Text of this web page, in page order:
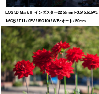
EOS 5D Mark II / インダスター22 50mm F3.5 /
1/60秒 / F11 / 0EV / ISO100 / WB:オート / 50mm